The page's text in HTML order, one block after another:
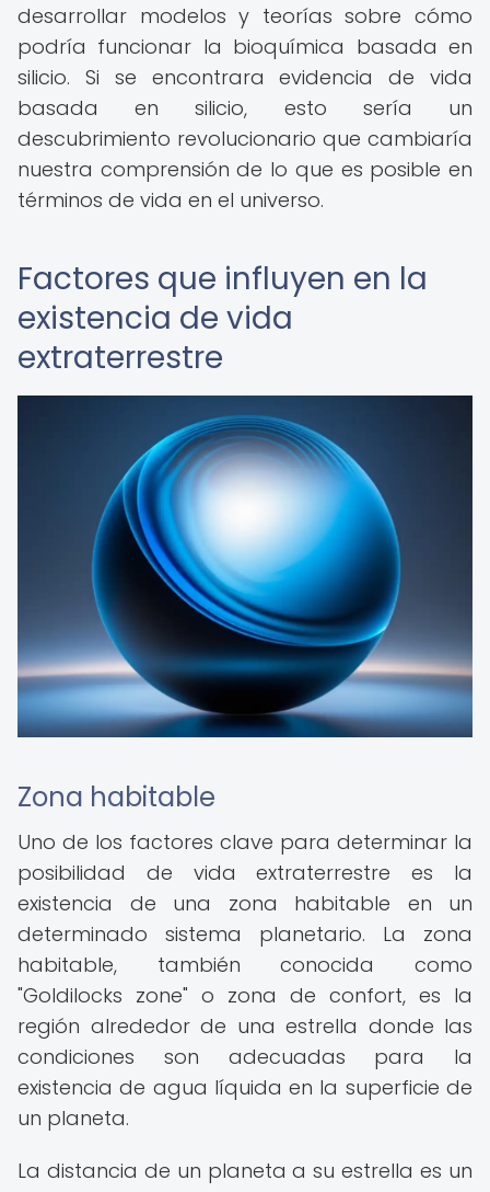
desarrollar modelos y teorías sobre cómo
podría funcionar la bioquímica basada en
silicio. Si se encontrara evidencia de vida
basada en silicio, esto sería un
descubrimiento revolucionario que cambiaría
nuestra comprensión de lo que es posible en
términos de vida en el universo.
Factores que influyen en la
existencia de vida
extraterrestre
Zona habitable
Uno de los factores clave para determinar la
posibilidad de vida extraterrestre es la
existencia de una zona habitable en un
determinado sistema planetario. La zona
habitable, también conocida como
"Goldilocks zone" o zona de confort, es la
región alrededor de una estrella donde las
condiciones son adecuadas para la
existencia de agua líquida en la superficie de
un planeta.
La distancia de un planeta a su estrella es un